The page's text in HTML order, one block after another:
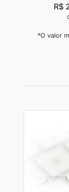
R$
*O valor